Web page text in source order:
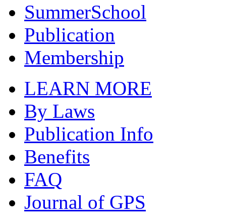
SummerSchool
Publication
Membership
LEARN MORE
By Laws
Publication Info
Benefits
FAQ
Journal of GPS